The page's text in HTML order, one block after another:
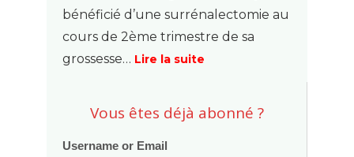
bénéficié d’une surrénalectomie au
cours de 2ème trimestre de sa
grossesse… Lire la suite
Vous êtes déjà abonné ?
Username or Email